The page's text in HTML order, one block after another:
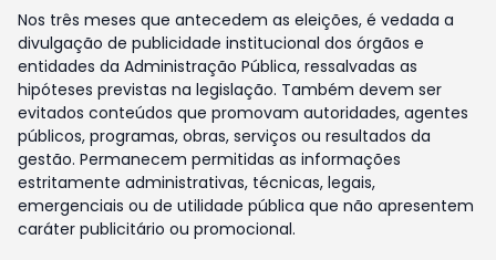
Nos três meses que antecedem as eleições, é vedada a
divulgação de publicidade institucional dos órgãos e
entidades da Administração Pública, ressalvadas as
hipóteses previstas na legislação. Também devem ser
evitados conteúdos que promovam autoridades, agentes
públicos, programas, obras, serviços ou resultados da
gestão. Permanecem permitidas as informações
estritamente administrativas, técnicas, legais,
emergenciais ou de utilidade pública que não apresentem
caráter publicitário ou promocional.